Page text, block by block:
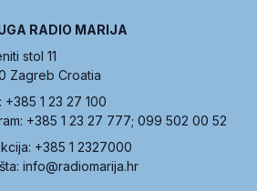
RADIO MARIJA
stol 11
Zagreb Croatia
+385 1 23 27 100
+385 1 23 27 777; 099 502 00 52
+385 1 2327000
info@radiomarija.hr